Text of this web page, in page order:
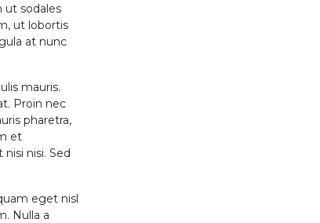
ut sodales
ut lobortis
at nunc
mauris.
Proin nec
pharetra,
et
nisi. Sed
eget nisl
Nulla a